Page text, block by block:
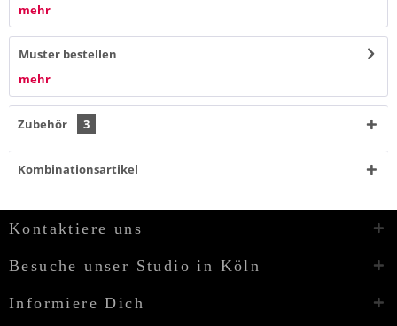
mehr
Muster bestellen
mehr
Zubehör 3
Kombinationsartikel
Kontaktiere uns
Besuche unser Studio in Köln
Informiere Dich